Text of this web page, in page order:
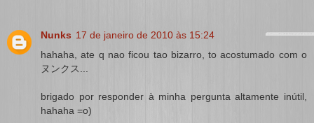
Nunks 17 de janeiro de 2010 às 15:24
hahaha, ate q nao ficou tao bizarro, to acostumado com o
ヌンクス...
brigado por responder à minha pergunta altamente inútil,
hahaha =o)